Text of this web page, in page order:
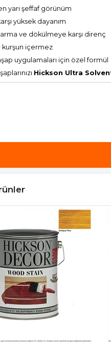
yarı şeffaf görünüm
yüksek dayanım
ve dökülmeye karşı direnç
kurşun içermez
uygulamaları için özel formül
Hickson Ultra